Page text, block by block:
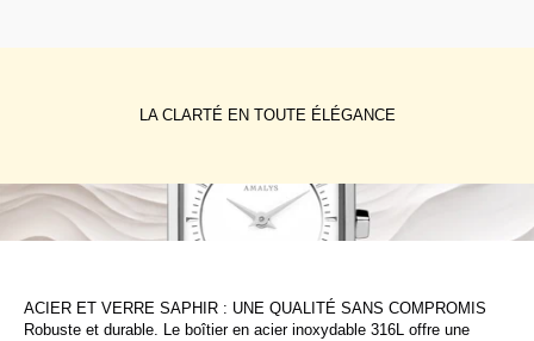
LA CLARTÉ EN TOUTE ÉLÉGANCE
ACIER ET VERRE SAPHIR : UNE QUALITÉ SANS COMPROMIS
Robuste et durable. Le boîtier en acier inoxydable 316L offre une